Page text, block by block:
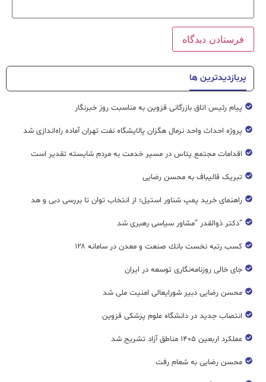
پربازدیدترین ها
پیام رئیس اتاق بازرگانی قزوین به مناسبت روز خبرنگار
پروژه احداث واحد نرمال هگزان پالایشگاه نفت تهران آماده راه‌اندازی شد
اقدامات مجتمع پتاس در مسیر خدمت به مردم شایسته تقدیر است
تبریک قالیباف به محسن رضایی
راهنمای خرید پمپ شناور استیل؛ از انتخاب توان تا بررسی دبی و هد
“دکتر ذوالقدر “مشاور سیاسی رهبری شد
كسب رتبه نخست بانك صنعت و معدن در سامانه ۱۲۸
جای خالی روزنامه‌نگاری توسعه در ایران
محسن رضایی دبیر شورایعالی امنیت ملی شد
انتصاب جدید در دانشگاه علوم پزشکی قزوین
عملکرد اربعین ۱۴۰۵ مناطق آزاد تشریح شد
محسن رضایی به شعام رفت